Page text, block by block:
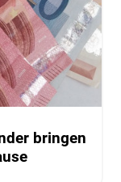
bringen